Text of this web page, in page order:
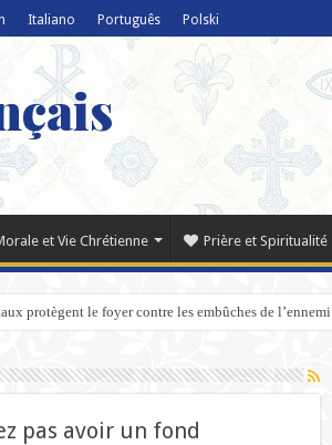
Italiano Português Polski
et Vie Chrétienne Prière et Spiritualité
protègent le foyer contre les embûches de l’ennemi
pas avoir un fond